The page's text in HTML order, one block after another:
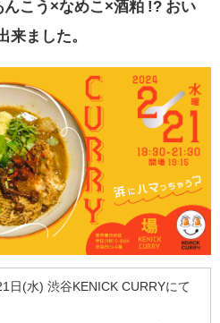
んこう×なめこ×酒粕 !? おい
来ました。
日(水) 渋谷KENICK CURRYにて